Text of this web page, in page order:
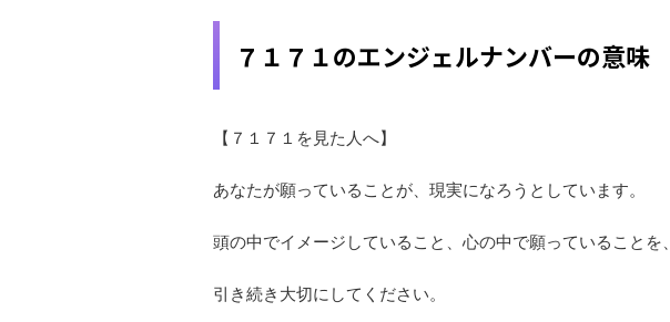
７１７１のエンジェルナンバーの意味
【７１７１を見た人へ】
あなたが願っていることが、現実になろうとしています。
頭の中でイメージしていること、心の中で願っていることを、
引き続き大切にしてください。